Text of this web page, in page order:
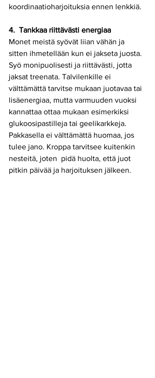
koordinaatioharjoituksia ennen lenkkiä.
4.  Tankkaa riittävästi energiaa
Monet meistä syövät liian vähän ja
sitten ihmetellään kun ei jakseta juosta.
Syö monipuolisesti ja riittävästi, jotta
jaksat treenata. Talvilenkille ei
välttämättä tarvitse mukaan juotavaa tai
lisäenergiaa, mutta varmuuden vuoksi
kannattaa ottaa mukaan esimerkiksi
glukoosipastilleja tai geelikarkkeja.
Pakkasella ei välttämättä huomaa, jos
tulee jano. Kroppa tarvitsee kuitenkin
nesteitä, joten  pidä huolta, että juot
pitkin päivää ja harjoituksen jälkeen.